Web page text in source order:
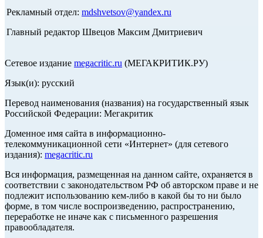
Рекламный отдел: mdshvetsov@yandex.ru
Главный редактор Швецов Максим Дмитриевич
Сетевое издание megacritic.ru (МЕГАКРИТИК.РУ)
Язык(и): русский
Перевод наименования (названия) на государственный язык
Российской Федерации: Мегакритик
Доменное имя сайта в информационно-
телекоммуникационной сети «Интернет» (для сетевого
издания): megacritic.ru
Вся информация, размещенная на данном сайте, охраняется в
соответствии с законодательством РФ об авторском праве и не
подлежит использованию кем-либо в какой бы то ни было
форме, в том числе воспроизведению, распространению,
переработке не иначе как с письменного разрешения
правообладателя.